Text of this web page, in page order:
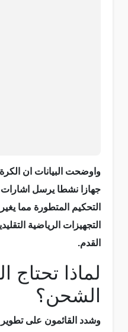
واوضحت البيانات ان
جهازا نشطا يرسل
التحكيم المتطورة مما
التجهيزات الرياضية
القدم.
لماذا تحتاج
الشحن؟
وشدد القائمون على تطوير